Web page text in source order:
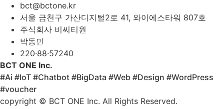
bct@bctone.kr
서울 금천구 가산디지털2로 41, 와이에스타워 807호
주식회사 비씨티원
박동민
220·88·57240
BCT ONE Inc.
#Ai #loT #Chatbot #BigData #Web #Design #WordPress
#voucher
copyright © BCT ONE Inc. All Rights Reserved.